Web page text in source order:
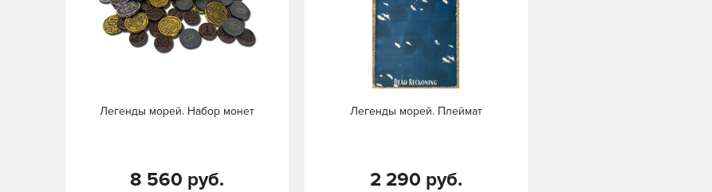
Легенды морей. Набор монет
8 560 руб.
Легенды морей. Плеймат
2 290 руб.